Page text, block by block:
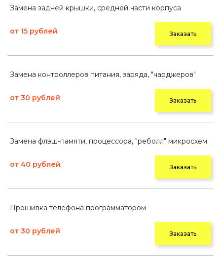
Замена задней крышки, средней части корпуса
от 15 рублей Заказать
Замена контроллеров питания, заряда, "чарджеров"
от 30 рублей Заказать
Замена флэш-памяти, процессора, "реболл" микросхем
от 40 рублей Заказать
Прошивка телефона программатором
от 30 рублей Заказать